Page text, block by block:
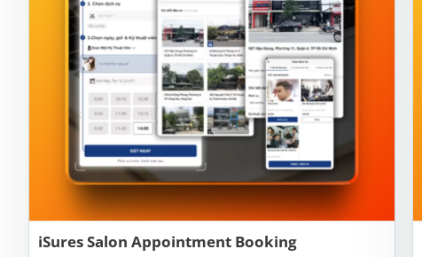
iSures Salon Appointment Booking